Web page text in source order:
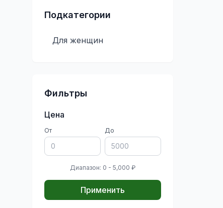
Подкатегории
Для женщин
Фильтры
Цена
От До
Диапазон: 0 - 5,000 ₽
Применить